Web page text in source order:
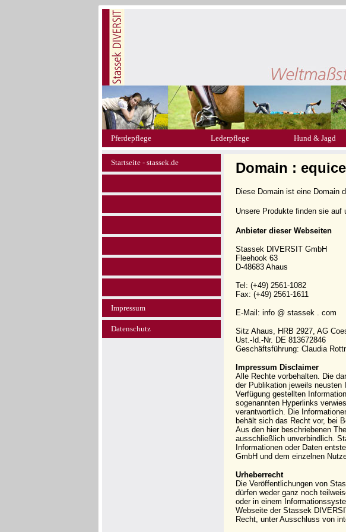
Pferdepflege Lederpflege Hund & Jagd
Startseite - stassek.de
Impressum
Datenschutz
Domain :
Diese Domain ist eine Domain
Unsere Produkte finden sie auf
Anbieter dieser Webseiten
Stassek DIVERSIT GmbH
Fleehook 63
D-48683 Ahaus
Tel: (+49) 2561-1082
Fax: (+49) 2561-1611
E-Mail: info @ stassek . com
Sitz Ahaus, HRB 2927, AG
Ust.-Id.-Nr. DE 813672846
Geschäftsführung: Claudia
Impressum Disclaimer
Alle Rechte vorbehalten. Die
der Publikation jeweils neusten
Verfügung gestellten
sogenannten Hyperlinks
verantwortlich. Die
behält sich das Recht vor, bei
Aus den hier beschriebenen
ausschließlich unverbindlich.
Informationen oder Daten
GmbH und dem einzelnen
Urheberrecht
Die Veröffentlichungen von
dürfen weder ganz noch
oder in einem
Webseite der Stassek
Recht, unter Ausschluss von